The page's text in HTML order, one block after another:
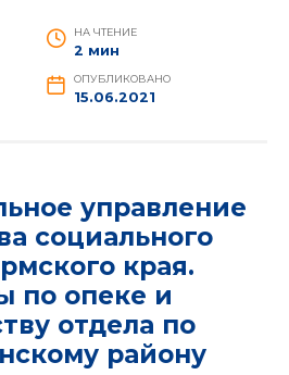
НА ЧТЕНИЕ
2 мин
ОПУБЛИКОВАНО
15.06.2021
управление
социального
края.
по опеке и
отдела по
району